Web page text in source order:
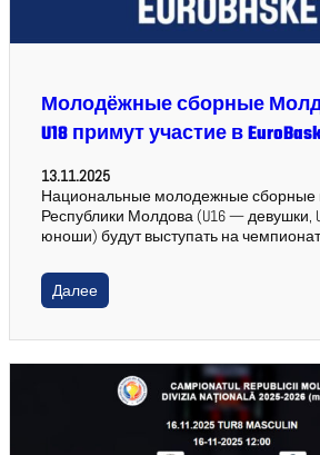
Молодёжные сборные
U18 примут участие в
13.11.2025
Национальные молодежные сборные
Республики Молдова (U16 — девушки,
юноши) будут выступать на
Далее